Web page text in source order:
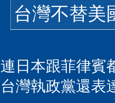
台灣不替
連日本跟菲律賓
台灣執政黨還表